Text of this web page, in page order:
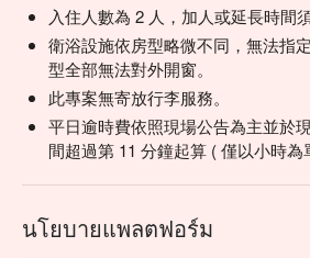
入住人數為 2 人，加人或延長時間
衛浴設施依房型略微不同，無法指
型全部無法對外開窗。
此專案無寄放行李服務。
平日逾時費依照現場公告為主並於
間超過第 11 分鐘起算 ( 僅以小時為
นโยบายแพลตฟอร์ม